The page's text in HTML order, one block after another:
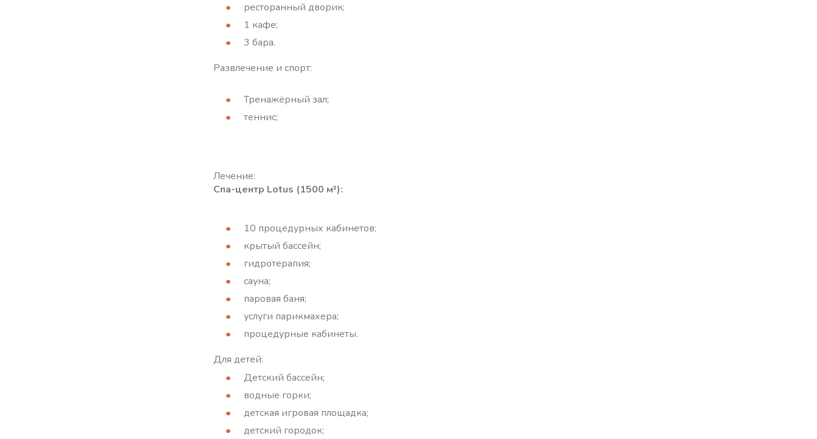
ресторанный дворик;
1 кафе;
3 бара.
Развлечение и спорт:
Тренажёрный зал;
теннис;
Лечение:
Спа-центр Lotus (1500 м²):
10 процедурных кабинетов;
крытый бассейн;
гидротерапия;
сауна;
паровая баня;
услуги парикмахера;
процедурные кабинеты.
Для детей:
Детский бассейн;
водные горки;
детская игровая площадка;
детский городок;